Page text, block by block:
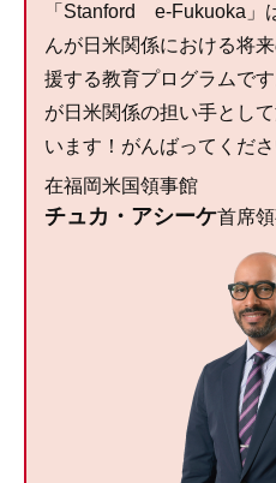
「Stanford e-Fukuoka」
んが日米関係における将
援する教育プログラムで
が日米関係の担い手とし
います！がんばってくださ
在福岡米国領事館
チュカ・アシーケ首席